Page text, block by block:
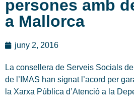
persones amb
a Mallorca
juny 2, 2016
La consellera de Serveis Socials
de l’IMAS han signat l’acord per
la Xarxa Pública d’Atenció a la